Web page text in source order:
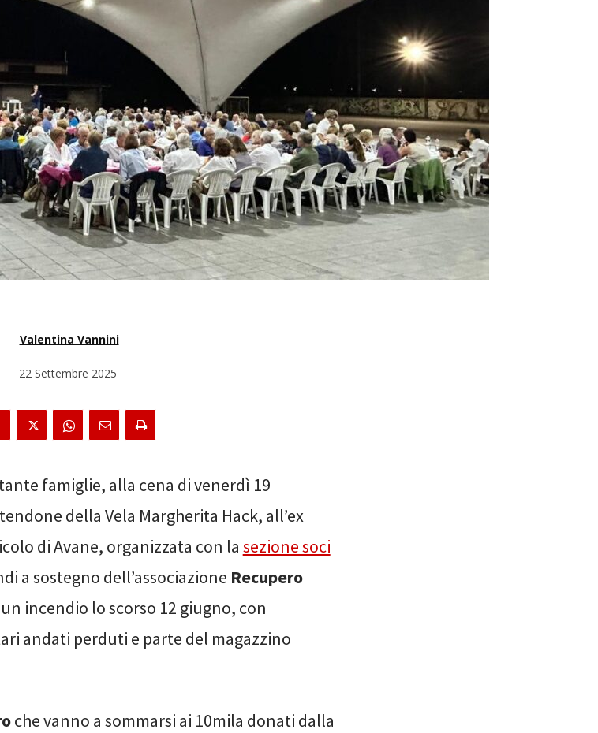
Valentina Vannini
22 Settembre 2025
famiglie, alla cena di venerdì 19
della Vela Margherita Hack, all’ex
di Avane, organizzata con la sezione soci
a sostegno dell’associazione Recupero
incendio lo scorso 12 giugno, con
andati perduti e parte del magazzino
che vanno a sommarsi ai 10mila donati dalla